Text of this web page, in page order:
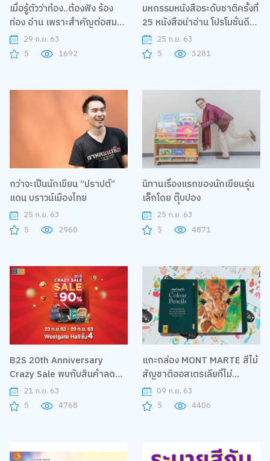
เมื่อรู้ตัวว่าท้อง..ต้องฟัง ร้อง
ท่อง อ่าน เพราะสำคัญต่อสมอง
ของลูกน้อย
29 ก.ย. 63
5
1692
มหกรรมหนังสือระดับชาติครั้งที่
25 หนังสือน่าอ่าน โปรโมชั่นดีๆ
ที่ B2S D08
25 ก.ย. 63
5
3281
กว่าจะเป็นนักเขียน “ปราปต์”
แดน บราวน์เมืองไทย
25 ก.ย. 63
5
2960
นิทานเรื่องแรกของนักเขียนรุ่น
เล็กโดย ตุ๊บปอง
25 ก.ย. 63
5
4871
B2S 20th Anniversary
Crazy Sale พบกับสินค้าลด
สูงสุด 90%
21 ก.ย. 63
5
4768
แกะกล่อง MONT MARTE สีไม้
สัญชาติออสเตรเลียที่ไม่
ธรรมดา09 ก.ย. 63
5
4406